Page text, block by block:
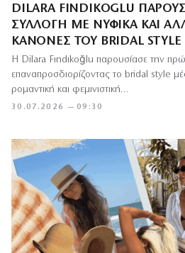
DILARA FINDIKOGLU
ΣΥΛΛΟΓΉ ΜΕ ΝΥΦΙΚΆ ΚΑΙ
ΚΑΝΌΝΕΣ ΤΟΥ BRIDAL STYLE
30.07.2026 — 09:30
Η Dilara Fındıkoğlu παρουσίασε την
επαναπροσδιορίζοντας το bridal style
ρομαντική και φεμινιστική…